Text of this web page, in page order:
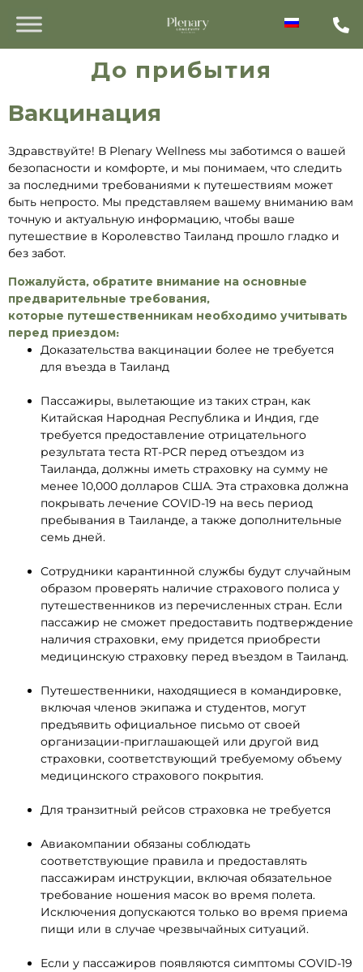
До прибытия
Вакцинация
Здравствуйте! В Plenary Wellness мы заботимся о вашей
безопасности и комфорте, и мы понимаем, что следить
за последними требованиями к путешествиям может
быть непросто. Мы представляем вашему вниманию вам
точную и актуальную информацию, чтобы ваше
путешествие в Королевство Таиланд прошло гладко и
без забот.
Пожалуйста, обратите внимание на основные
предварительные требования,
которые путешественникам необходимо учитывать
перед приездом:
Доказательства вакцинации более не требуется
для въезда в Таиланд
Пассажиры, вылетающие из таких стран, как
Китайская Народная Республика и Индия, где
требуется предоставление отрицательного
результата теста RT-PCR перед отъездом из
Таиланда, должны иметь страховку на сумму не
менее 10,000 долларов США. Эта страховка должна
покрывать лечение COVID-19 на весь период
пребывания в Таиланде, а также дополнительные
семь дней.
Сотрудники карантинной службы будут случайным
образом проверять наличие страхового полиса у
путешественников из перечисленных стран. Если
пассажир не сможет предоставить подтверждение
наличия страховки, ему придется приобрести
медицинскую страховку перед въездом в Таиланд.
Путешественники, находящиеся в командировке,
включая членов экипажа и студентов, могут
предъявить официальное письмо от своей
организации-приглашающей или другой вид
страховки, соответствующий требуемому объему
медицинского страхового покрытия.
Для транзитный рейсов страховка не требуется
Авиакомпании обязаны соблюдать
соответствующие правила и предоставлять
пассажирам инструкции, включая обязательное
требование ношения масок во время полета.
Исключения допускаются только во время приема
пищи или в случае чрезвычайных ситуаций.
Если у пассажиров появляются симптомы COVID-19